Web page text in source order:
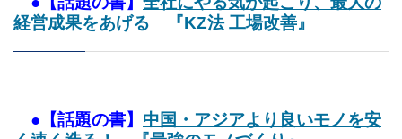
経営成果をあげる 『KZ法 工場改善』
●【話題の書】 中国・アジアより良いモノを安